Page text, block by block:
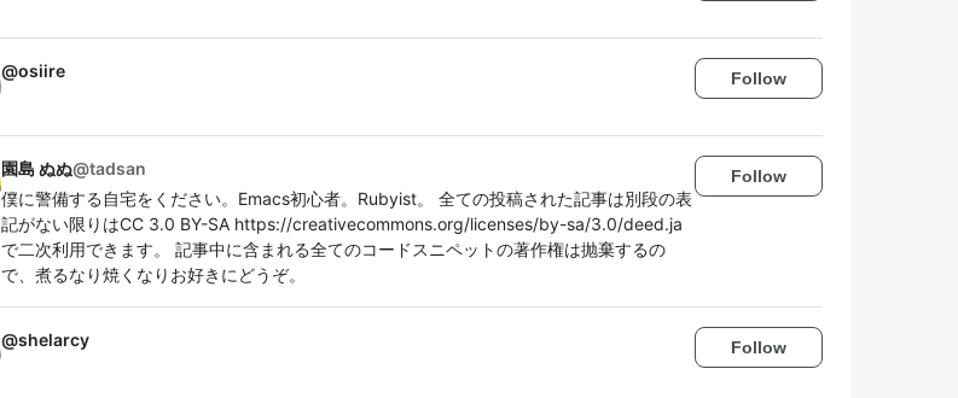
@osiire Follow
園島 ぬぬ@tadsan
僕に警備する自宅をください。Emacs初心者。Rubyist。 全ての投稿された記事は別段の表
記がない限りはCC 3.0 BY-SA https://creativecommons.org/licenses/by-sa/3.0/deed.ja
で二次利用できます。 記事中に含まれる全てのコードスニペットの著作権は抛棄するの
で、煮るなり焼くなりお好きにどうぞ。
Follow
@shelarcy Follow